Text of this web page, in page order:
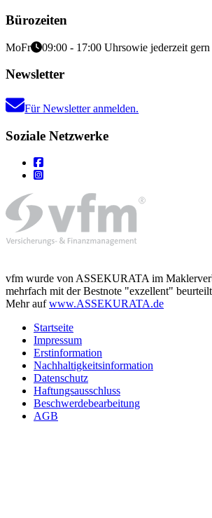
Bürozeiten
MoFr 09:00 - 17:00 Uhrsowie jederzeit
Newsletter
Für Newsletter anmelden.
Soziale Netzwerke
vfm wurde von ASSEKURATA im
mehrfach mit der Bestnote "exzellent"
Mehr aufwww.ASSEKURATA.de
Startseite
Impressum
Erstinformation
Nachhaltigkeitsinformation
Datenschutz
Haftungsausschluss
Beschwerdebearbeitung
AGB